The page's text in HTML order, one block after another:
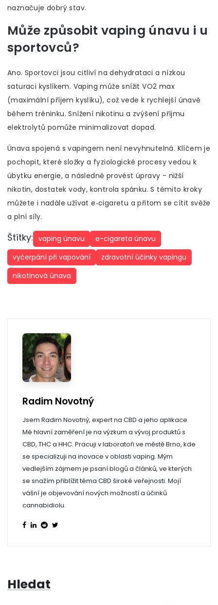
naznačuje dobrý stav.
Může způsobit vaping únavu i u
sportovců?
Ano. Sportovci jsou citliví na dehydrataci a nízkou
saturaci kyslíkem. Vaping může snížit VO2 max
(maximální příjem kyslíku), což vede k rychlejší únavě
během tréninku. Snížení nikotinu a zvýšení příjmu
elektrolytů pomůže minimalizovat dopad.
Únava spojená s vapingem není nevyhnutelná. Klíčem je
pochopit, které složky a fyziologické procesy vedou k
úbytku energie, a následně provést úpravy - nižší
nikotin, dostatek vody, kontrola spánku. S těmito kroky
můžete i nadále užívat e‑cigaretu a přitom se cítit svěže
a plní síly.
Štítky: vaping únavu
e-cigareta únavu
vyčerpání při vapování
zdravotní účinky vapingu
nikotinová únava
Radim Novotný
Jsem Radim Novotný, expert na CBD a jeho aplikace.
Mé hlavní zaměření je na výzkum a vývoj produktů s
CBD, THC a HHC. Pracuji v laboratoři ve městě Brno, kde
se specializuji na inovace v oblasti vaping. Mým
vedlejším zájmem je psaní blogů a článků, ve kterých
se snažím přiblížit téma CBD široké veřejnosti. Mojí
vášní je objevování nových možností a účinků
cannabidiolu.
Hledat